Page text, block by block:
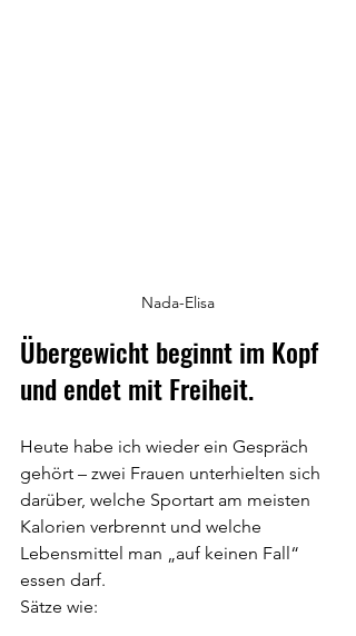
Nada-Elisa
Übergewicht beginnt im Kopf
und endet mit Freiheit.
Heute habe ich wieder ein Gespräch
gehört – zwei Frauen unterhielten sich
darüber, welche Sportart am meisten
Kalorien verbrennt und welche
Lebensmittel man „auf keinen Fall“
essen darf.
Sätze wie: